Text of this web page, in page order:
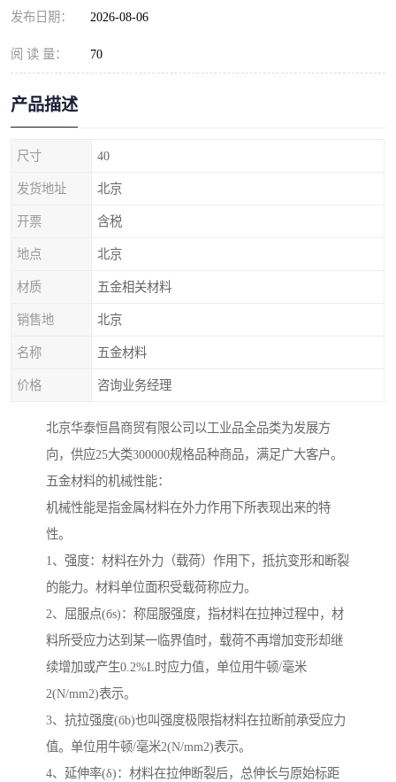
发布日期： 2026-08-06
阅 读 量： 70
产品描述
尺寸 40
发货地址 北京
开票 含税
地点 北京
材质 五金相关材料
销售地 北京
名称 五金材料
价格 咨询业务经理
北京华泰恒昌商贸有限公司以工业品全品类为发展方
向，供应25大类300000规格品种商品，满足广大客户。
五金材料的机械性能：
机械性能是指金属材料在外力作用下所表现出来的特
性。
1、强度：材料在外力（载荷）作用下，抵抗变形和断裂
的能力。材料单位面积受载荷称应力。
2、屈服点(бs)：称屈服强度，指材料在拉抻过程中，材
料所受应力达到某一临界值时，载荷不再增加变形却继
续增加或产生0.2%L时应力值，单位用牛顿/毫米
2(N/mm2)表示。
3、抗拉强度(бb)也叫强度极限指材料在拉断前承受应力
值。单位用牛顿/毫米2(N/mm2)表示。
4、延伸率(δ)：材料在拉伸断裂后，总伸长与原始标距